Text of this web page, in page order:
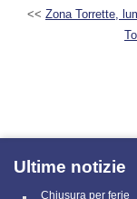
<< Zona Torrette,
Ultime notizie
Chiusura per ferie